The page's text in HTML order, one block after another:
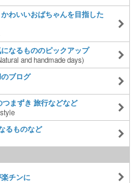
わいいおばちゃんを目指した
なるもののピックアップ
and handmade days)
ブログ
まずき 旅行などなど
るものなど
チンに